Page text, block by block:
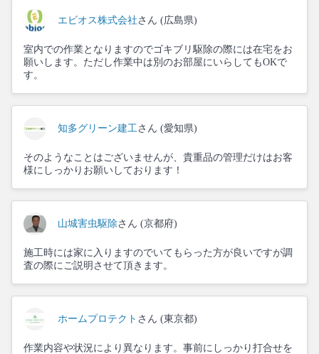
エビオス株式会社 さん (広島県)
室内での作業となりますのでゴキブリ駆除の際には在宅をお
願いします。ただし作業中は別のお部屋にいらしてもOKで
す。
知多グリーン建工さん (愛知県)
そのようなことはございませんが、貴重品の管理だけはお客
様にしっかりお願いしております！
山城害虫駆除 さん (京都府)
施工時には家に入りますのでいてもらった方が良いですが調
査の際にご説明させて頂きます。
ホームプロテクト さん (東京都)
作業内容や状況により異なります。事前にしっかり打合せを